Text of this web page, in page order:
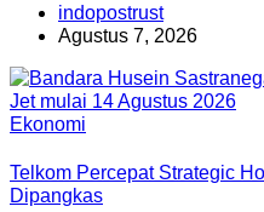
indopostrust
Agustus 7, 2026
Ekonomi
Telkom Percepat Strategic
Dipangkas